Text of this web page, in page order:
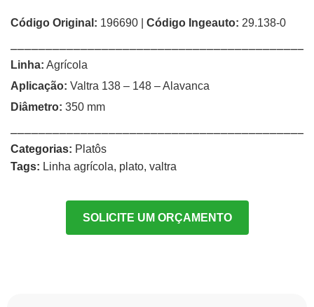
Código Original: 196690 | Código Ingeauto: 29.138-0
Linha: Agrícola
Aplicação: Valtra 138 – 148 – Alavanca
Diâmetro: 350 mm
Categorias: Platôs
Tags: Linha agrícola, plato, valtra
SOLICITE UM ORÇAMENTO